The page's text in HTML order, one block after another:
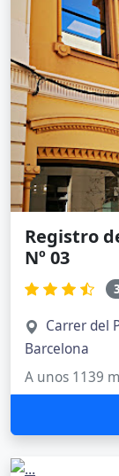
Registro
Nº 03
Carrer del
Barcelona
A unos 1139